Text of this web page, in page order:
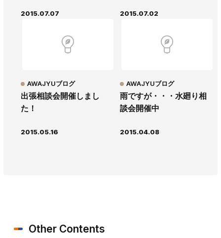
2015.07.07 2015.07.02
出張相談会開催しまし
た！
AWAJYUブログ
2015.05.16
雨ですが・・・水廻り相
談会開催中
AWAJYUブログ
2015.04.08
Other Contents